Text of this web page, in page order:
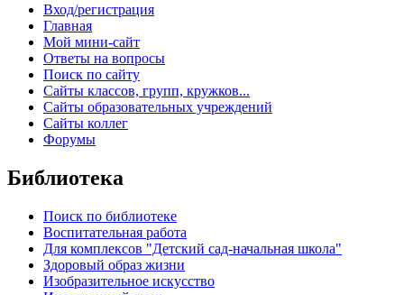
Вход/регистрация
Главная
Мой мини-сайт
Ответы на вопросы
Поиск по сайту
Сайты классов, групп, кружков...
Сайты образовательных учреждений
Сайты коллег
Форумы
Библиотека
Поиск по библиотеке
Воспитательная работа
Для комплексов "Детский сад-начальная школа"
Здоровый образ жизни
Изобразительное искусство